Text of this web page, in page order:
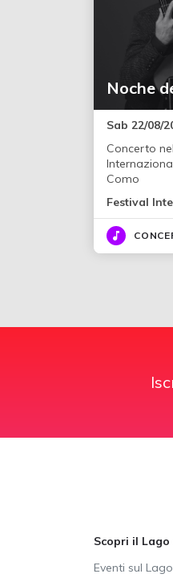
Noche
Sab 22/08/
Concerto
Como
Festival
Scopri il Lago
Eventi sul